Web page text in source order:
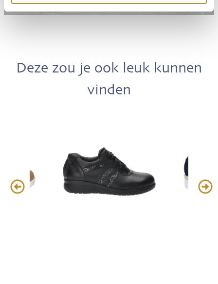
Deze zou je ook leuk kunnen
vinden